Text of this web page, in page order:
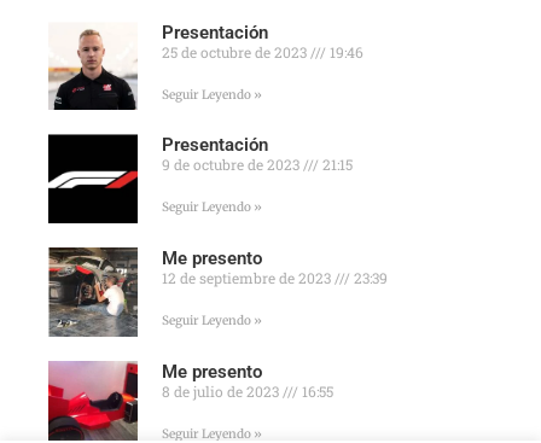
Presentación
25 de octubre de 2023 19:46
Seguir Leyendo »
Presentación
9 de octubre de 2023 21:15
Seguir Leyendo »
Me presento
12 de septiembre de 2023 23:39
Seguir Leyendo »
Me presento
8 de julio de 2023 16:55
Seguir Leyendo »